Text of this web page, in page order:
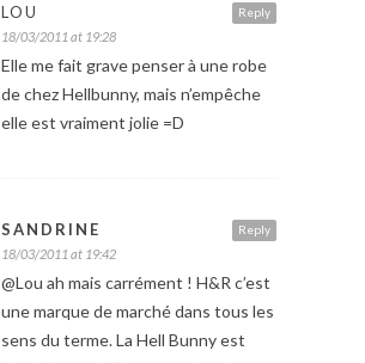
Reply
LOU
18/03/2011 at 19:28
Elle me fait grave penser à une robe
de chez Hellbunny, mais n’empêche
elle est vraiment jolie =D
Reply
SANDRINE
18/03/2011 at 19:42
@Lou ah mais carrément ! H&R c’est
une marque de marché dans tous les
sens du terme. La Hell Bunny est